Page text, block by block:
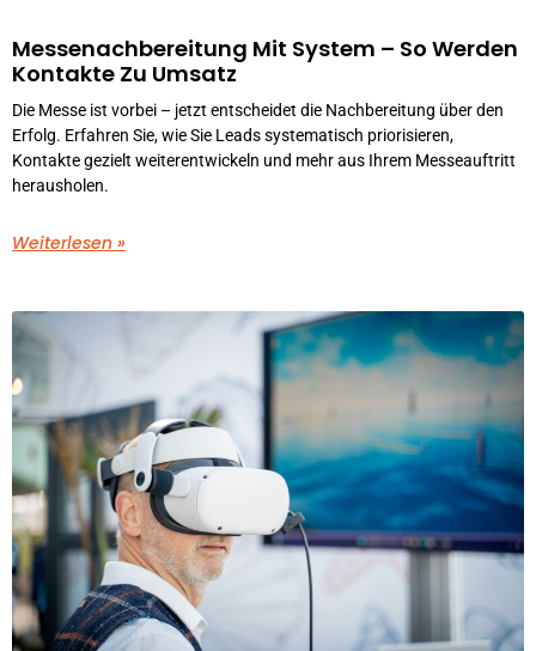
Messenachbereitung Mit System – So Werden
Kontakte Zu Umsatz
Die Messe ist vorbei – jetzt entscheidet die Nachbereitung über den
Erfolg. Erfahren Sie, wie Sie Leads systematisch priorisieren,
Kontakte gezielt weiterentwickeln und mehr aus Ihrem Messeauftritt
herausholen.
Weiterlesen »